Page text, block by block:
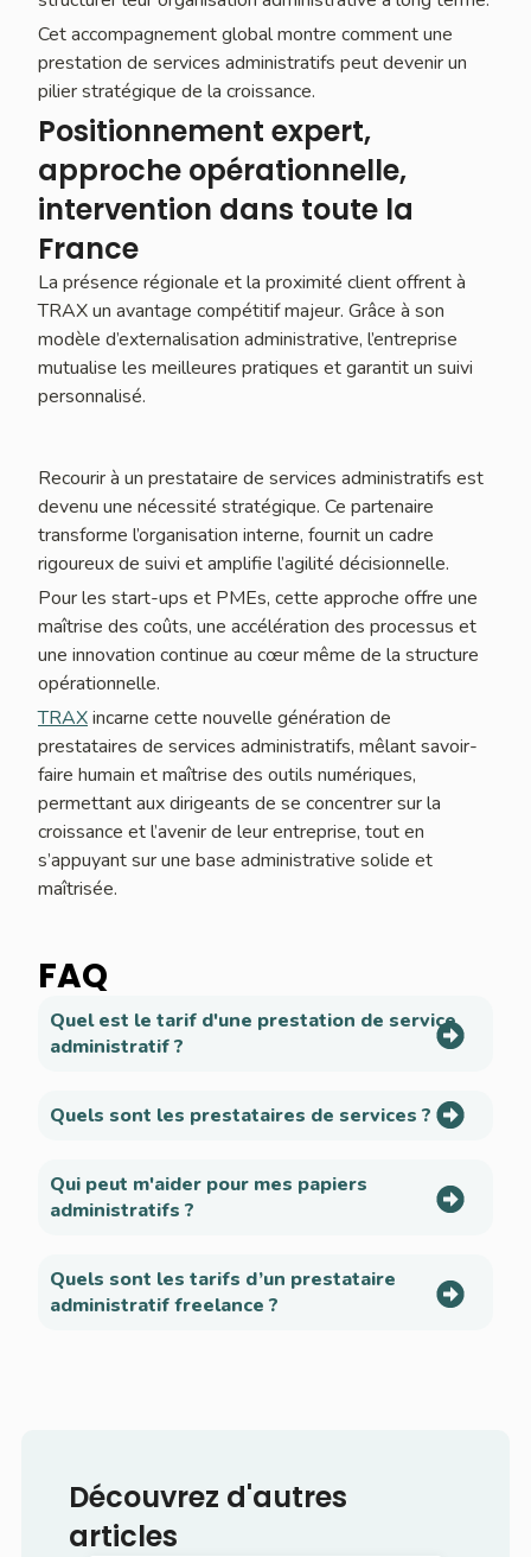
Cet accompagnement global montre comment une
prestation de services administratifs peut devenir un
pilier stratégique de la croissance.
Positionnement expert,
approche opérationnelle,
intervention dans toute la
France
La présence régionale et la proximité client offrent à
TRAX un avantage compétitif majeur. Grâce à son
modèle d’externalisation administrative, l’entreprise
mutualise les meilleures pratiques et garantit un suivi
personnalisé.
Recourir à un prestataire de services administratifs est
devenu une nécessité stratégique. Ce partenaire
transforme l’organisation interne, fournit un cadre
rigoureux de suivi et amplifie l’agilité décisionnelle.
Pour les start-ups et PMEs, cette approche offre une
maîtrise des coûts, une accélération des processus et
une innovation continue au cœur même de la structure
opérationnelle.
TRAXincarne cette nouvelle génération de
prestataires de services administratifs, mêlant savoir-
faire humain et maîtrise des outils numériques,
permettant aux dirigeants de se concentrer sur la
croissance et l’avenir de leur entreprise, tout en
s’appuyant sur une base administrative solide et
maîtrisée.
FAQ
Quel est le tarif d'une prestation de service
administratif ?
Quels sont les prestataires de services ?
Qui peut m'aider pour mes papiers
administratifs ?
Quels sont les tarifs d’un prestataire
administratif freelance ?
Découvrez d'autres
articles